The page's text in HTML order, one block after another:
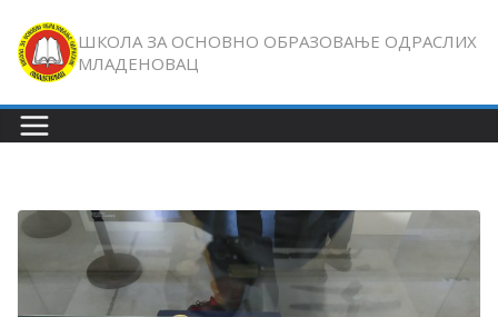
content
ШКОЛА ЗА ОСНОВНО ОБРАЗОВАЊЕ ОДРАСЛИХ
МЛАДЕНОВАЦ